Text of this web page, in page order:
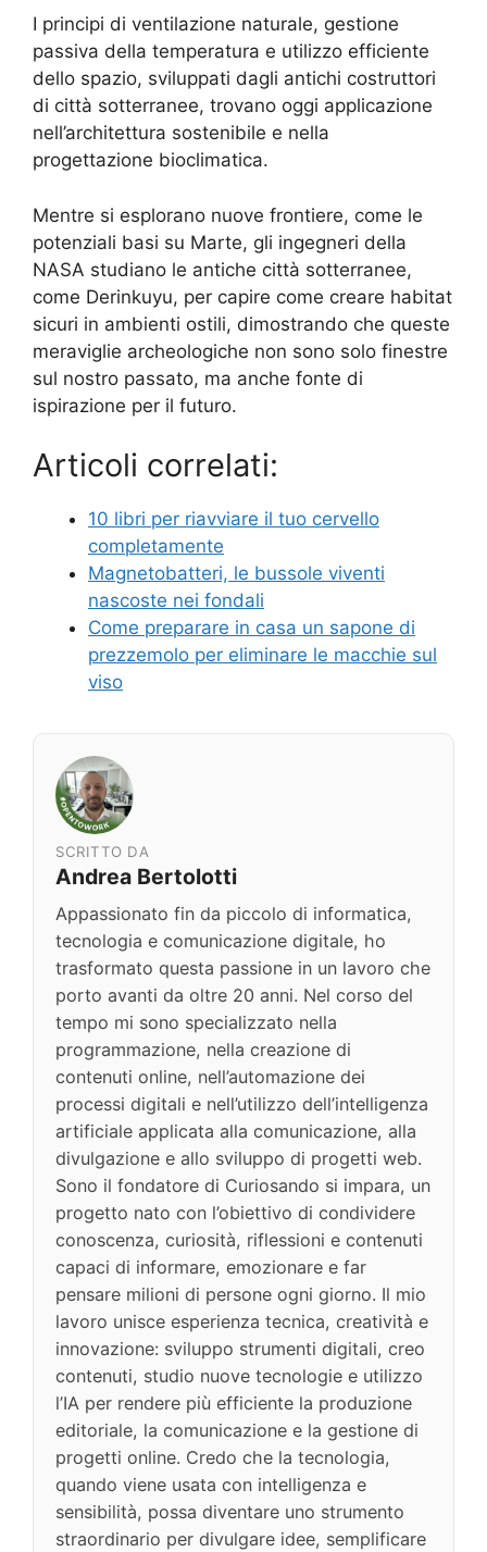
I principi di ventilazione naturale, gestione
passiva della temperatura e utilizzo efficiente
dello spazio, sviluppati dagli antichi costruttori
di città sotterranee, trovano oggi applicazione
nell’architettura sostenibile e nella
progettazione bioclimatica.
Mentre si esplorano nuove frontiere, come le
potenziali basi su Marte, gli ingegneri della
NASA studiano le antiche città sotterranee,
come Derinkuyu, per capire come creare habitat
sicuri in ambienti ostili, dimostrando che queste
meraviglie archeologiche non sono solo finestre
sul nostro passato, ma anche fonte di
ispirazione per il futuro.
Articoli correlati:
10 libri per riavviare il tuo cervello
completamente
Magnetobatteri, le bussole viventi
nascoste nei fondali
Come preparare in casa un sapone di
prezzemolo per eliminare le macchie sul
viso
SCRITTO DA
Andrea Bertolotti
Appassionato fin da piccolo di informatica,
tecnologia e comunicazione digitale, ho
trasformato questa passione in un lavoro che
porto avanti da oltre 20 anni. Nel corso del
tempo mi sono specializzato nella
programmazione, nella creazione di
contenuti online, nell’automazione dei
processi digitali e nell’utilizzo dell’intelligenza
artificiale applicata alla comunicazione, alla
divulgazione e allo sviluppo di progetti web.
Sono il fondatore di Curiosando si impara, un
progetto nato con l’obiettivo di condividere
conoscenza, curiosità, riflessioni e contenuti
capaci di informare, emozionare e far
pensare milioni di persone ogni giorno. Il mio
lavoro unisce esperienza tecnica, creatività e
innovazione: sviluppo strumenti digitali, creo
contenuti, studio nuove tecnologie e utilizzo
l’IA per rendere più efficiente la produzione
editoriale, la comunicazione e la gestione di
progetti online. Credo che la tecnologia,
quando viene usata con intelligenza e
sensibilità, possa diventare uno strumento
straordinario per divulgare idee, semplificare